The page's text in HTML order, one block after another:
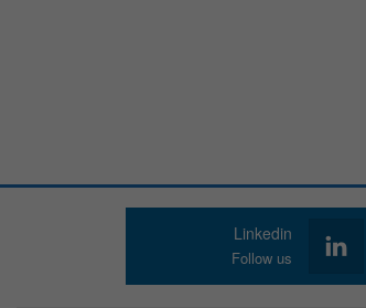
Linkedin
Follow us